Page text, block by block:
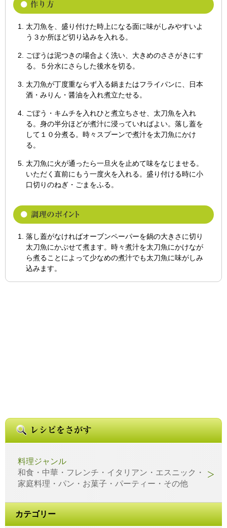
太刀魚を、盛り付けた時上になる面に味がしみやすいよ
う３か所ほど切り込みを入れる。
ごぼうは泥つきの場合よく洗い、大きめのささがきにす
る。５分水にさらした後水を切る。
太刀魚が丁度重ならず入る鍋またはフライパンに、日本
酒・みりん・醤油を入れ煮立たせる。
ごぼう・キムチを入れひと煮立ちさせ、太刀魚を入れ
る。身の半分ほどが煮汁に浸っていればよい。落し蓋を
して１０分煮る。時々スプーンで煮汁を太刀魚にかけ
る。
太刀魚に火が通ったら一旦火を止めて味をなじませる。
いただく直前にもう一度火を入れる。盛り付ける時に小
口切りのねぎ・ごまをふる。
落し蓋がなければオーブンペーパーを鍋の大きさに切り
太刀魚にかぶせて煮ます。時々煮汁を太刀魚にかけなが
ら煮ることによって少なめの煮汁でも太刀魚に味がしみ
込みます。
料理ジャンル
和食・中華・フレンチ・イタリアン・エスニック・
家庭料理・パン・お菓子・パーティー・その他
カテゴリー